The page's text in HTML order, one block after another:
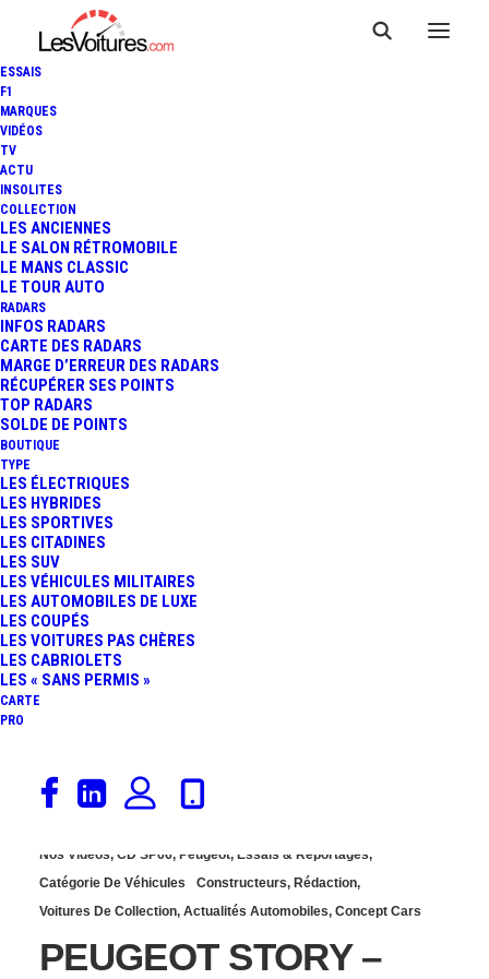
ESSAIS
F1
MARQUES
VIDÉOS
TV
ACTU
INSOLITES
COLLECTION
LES ANCIENNES
LE SALON RÉTROMOBILE
LE MANS CLASSIC
LE TOUR AUTO
RADARS
INFOS RADARS
CARTE DES RADARS
MARGE D’ERREUR DES RADARS
RÉCUPÉRER SES POINTS
TOP RADARS
SOLDE DE POINTS
BOUTIQUE
TYPE
LES ÉLECTRIQUES
LES HYBRIDES
LES SPORTIVES
LES CITADINES
LES SUV
LES VÉHICULES MILITAIRES
LES AUTOMOBILES DE LUXE
LES COUPÉS
LES VOITURES PAS CHÈRES
LES CABRIOLETS
LES « SANS PERMIS »
CARTE
PRO
2 mai 2020
WRC : DES RALLYES
RECRÉÉS EN MINIATURE
ET EN LEGO
Nos Vidéos, CD SP66, Peugeot, Essais & Reportages,
Catégorie De Véhicules
Constructeurs, Rédaction,
Voitures De Collection, Actualités Automobiles, Concept Cars
PEUGEOT STORY –